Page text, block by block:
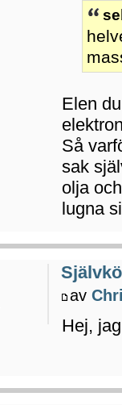
Elen
Så
sak
olja
lugna
av
Hej,